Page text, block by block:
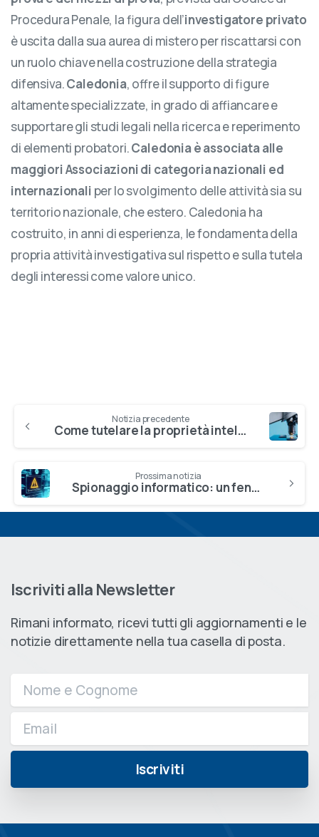
Procedura Penale, la figura dell’investigatore privato
è uscita dalla sua aurea di mistero per riscattarsi con
un ruolo chiave nella costruzione della strategia
difensiva.Caledonia, offre il supporto di figure
altamente specializzate, in grado di affiancare e
supportare gli studi legali nella ricerca e reperimento
di elementi probatori.Caledonia è associata alle
maggiori Associazioni di categoria nazionali ed
internazionali per lo svolgimento delle attività sia su
territorio nazionale, che estero. Caledonia ha
costruito, in anni di esperienza, le fondamenta della
propria attività investigativa sul rispetto e sulla tutela
degli interessi come valore unico.
Reading
Notizia precedente
Come tutelare la proprietà intellettuale? Il caso dei brevetti farmaceutici
Prossima notizia
Spionaggio informatico: un fenomeno in crescita
Iscriviti alla Newsletter
Rimani informato, ricevi tutti gli aggiornamenti e le
notizie direttamente nella tua casella di posta.